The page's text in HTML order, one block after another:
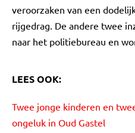
veroorzaken van een
rijgedrag. De andere twee
naar het politiebureau en
LEES OOK:
Twee jonge kinderen en
ongeluk in Oud Gastel